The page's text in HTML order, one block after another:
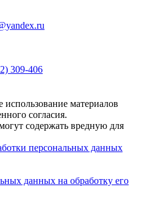
309-406
материалов
согласия.
содержать вредную для
персональных данных
данных на обработку его